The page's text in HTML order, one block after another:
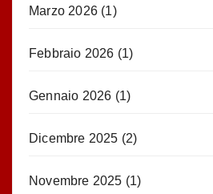
Marzo 2026 (1)
Febbraio 2026 (1)
Gennaio 2026 (1)
Dicembre 2025 (2)
Novembre 2025 (1)